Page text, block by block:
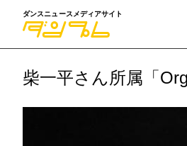
ダンスニュースメディアサイト
柴一平さん所属「